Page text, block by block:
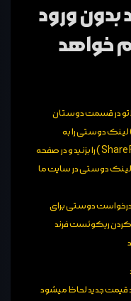
ورود
خواهد
در قسمت دوستان
لینک دوستی را به
اشتراک بگذارید ( Share Friend Link ) را بزنید و در صفحه
لینک دوستی در سایت ما
درخواست دوستی برای
کردن ریکوئست فرند
جدید لحاظ میشود